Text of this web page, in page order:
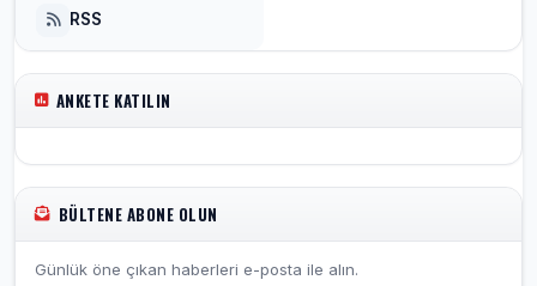
RSS
ANKETE KATILIN
BÜLTENE ABONE OLUN
Günlük öne çıkan haberleri e-posta ile alın.